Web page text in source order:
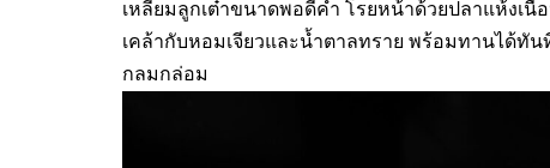
เหลี่ยมลูกเต๋าขนาดพอดีคำ โรยหน้าด้วยปลาแห้งเ
เคล้ากับหอมเจียวและน้ำตาลทราย พร้อมทานได้ทั
กลมกล่อม